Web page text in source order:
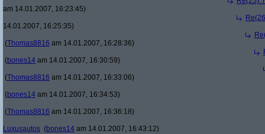
am 14.01.2007, 16:23:45)
14.01.2007, 16:25:35)
(Thomas8816 am 14.01.2007, 16:28:36)
(bones14 am 14.01.2007, 16:30:59)
(Thomas8816 am 14.01.2007, 16:33:06)
(bones14 am 14.01.2007, 16:34:53)
(Thomas8816 am 14.01.2007, 16:36:18)
Luxusautos (bones14 am 14.01.2007, 16:43:12)